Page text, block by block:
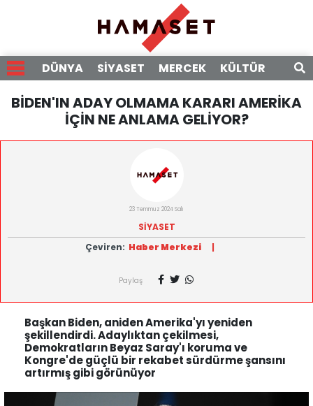
DÜNYA SİYASET MERCEK KÜLTÜR
BİDEN'IN ADAY OLMAMA KARARI AMERİKA
İÇİN NE ANLAMA GELİYOR?
23 Temmuz 2024 Salı
SİYASET
Çeviren: Haber Merkezi |
Paylaş
Başkan Biden, aniden Amerika'yı yeniden
şekillendirdi. Adaylıktan çekilmesi,
Demokratların Beyaz Saray'ı koruma ve
Kongre'de güçlü bir rekabet sürdürme şansını
artırmış gibi görünüyor